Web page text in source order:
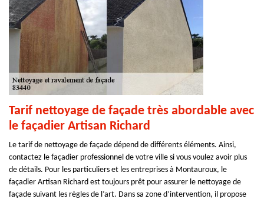
Tarif nettoyage de façade très abordable avec
le façadier Artisan Richard
Le tarif de nettoyage de façade dépend de différents éléments. Ainsi,
contactez le façadier professionnel de votre ville si vous voulez avoir plus
de détails. Pour les particuliers et les entreprises à Montauroux, le
façadier Artisan Richard est toujours prêt pour assurer le nettoyage de
façade suivant les règles de l’art. Dans sa zone d’intervention, il propose